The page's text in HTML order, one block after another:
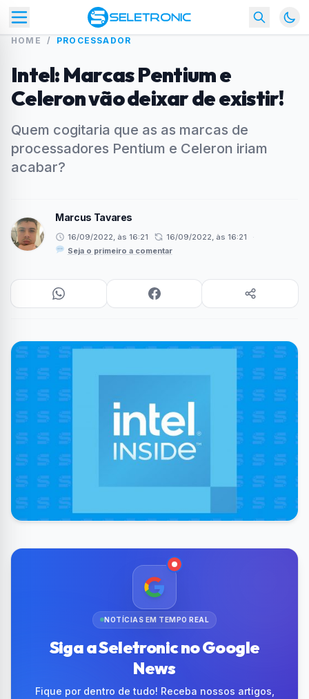
HOME / PROCESSADOR
Intel: Marcas Pentium e
Celeron vão deixar de existir!
Quem cogitaria que as as marcas de
processadores Pentium e Celeron iriam
acabar?
Marcus Tavares
16/09/2022, às 16:21 16/09/2022, às 16:21
·
Seja o primeiro a comentar
NOTÍCIAS EM TEMPO REAL
Siga a Seletronic no Google
News
Fique por dentro de tudo! Receba nossos artigos,